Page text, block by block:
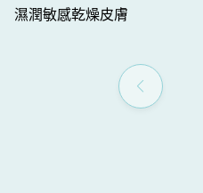
濕潤敏感乾燥皮膚